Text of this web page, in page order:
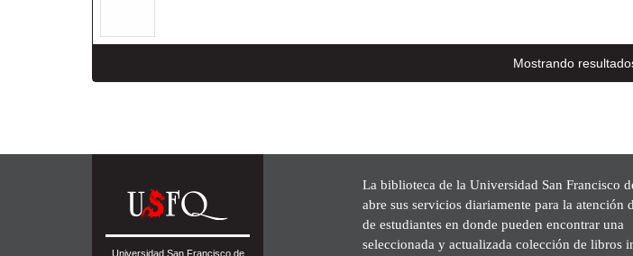
Mostrando
Universidad San Francisco de
La biblioteca de la Universidad San Francisco
abre sus servicios diariamente para la atención
de estudiantes en donde pueden encontrar una
seleccionada y actualizada colección de libros